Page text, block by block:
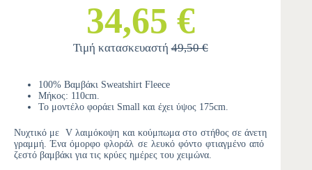
34,65 €
Τιμή κατασκευαστή49,50 €
100% Βαμβάκι Sweatshirt Fleece
Μήκος: 110cm.
Το μοντέλο φοράει Small και έχει ύψος 175cm.
Νυχτικό με V λαιμόκοψη και κούμπωμα στο στήθος σε άνετη
γραμμή. Ένα όμορφο φλοράλ σε λευκό φόντο φτιαγμένο από
ζεστό βαμβάκι για τις κρύες ημέρες του χειμώνα.